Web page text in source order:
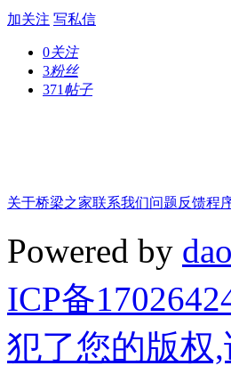
加关注 写私信
0关注
3粉丝
371 帖子
关于桥梁之家联系我们问题反馈程
Powered by
ICP备
犯了您的版权